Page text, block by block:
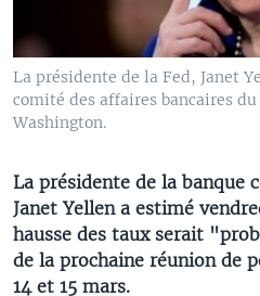
La présidente de la Fed, Janet
comité des affaires bancaires
Washington.
La présidente de la banque
Janet Yellen a estimé
hausse des taux serait
de la prochaine réunion de
14 et 15 mars.